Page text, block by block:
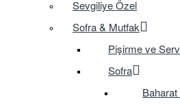
Sevgiliye Özel
Sofra & Mutfak
Pişirme ve
Sofra